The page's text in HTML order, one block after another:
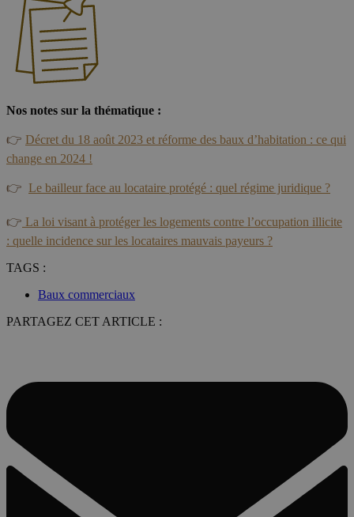
Nos notes sur la thématique :
👉 Décret du 18 août 2023 et réforme des baux d’habitation : ce qui
change en 2024 !
👉 Le bailleur face au locataire protégé : quel régime juridique ?
👉 La loi visant à protéger les logements contre l’occupation illicite
: quelle incidence sur les locataires mauvais payeurs ?
TAGS :
Baux commerciaux
PARTAGEZ CET ARTICLE :